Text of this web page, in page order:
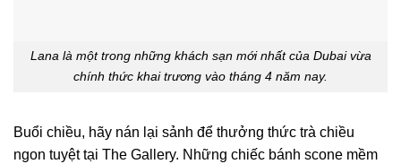
Lana là một trong những khách sạn mới nhất của Dubai vừa
chính thức khai trương vào tháng 4 năm nay.
Buổi chiều, hãy nán lại sảnh để thưởng thức trà chiều
ngon tuyệt tại The Gallery. Những chiếc bánh scone mềm